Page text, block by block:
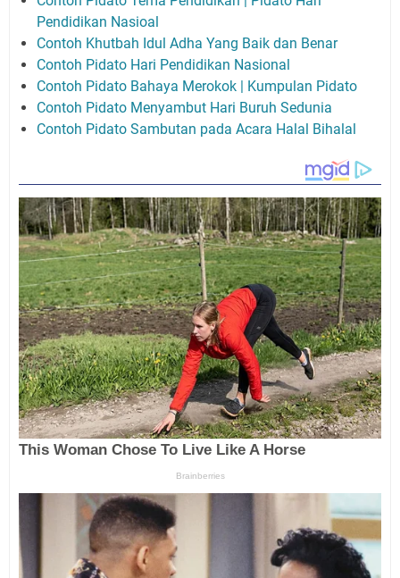
Pendidikan Nasioal
Contoh Khutbah Idul Adha Yang Baik dan Benar
Contoh Pidato Hari Pendidikan Nasional
Contoh Pidato Bahaya Merokok | Kumpulan Pidato
Contoh Pidato Menyambut Hari Buruh Sedunia
Contoh Pidato Sambutan pada Acara Halal Bihalal